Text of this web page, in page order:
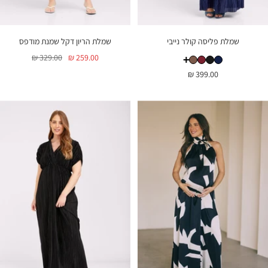
שמלת פליסה קולר נייבי
שמלת פליסה קולר נייבישמלת פליסה קולר שחורשמלת פליסה קולר בורגונדי
שמלת פליסה קולר חום+שמלת
נייבי
מחיר
399.00 ₪
שמלת הריון דקל שמנת מודפס
מחיר
259.00 ₪
מחיר
329.00 ₪